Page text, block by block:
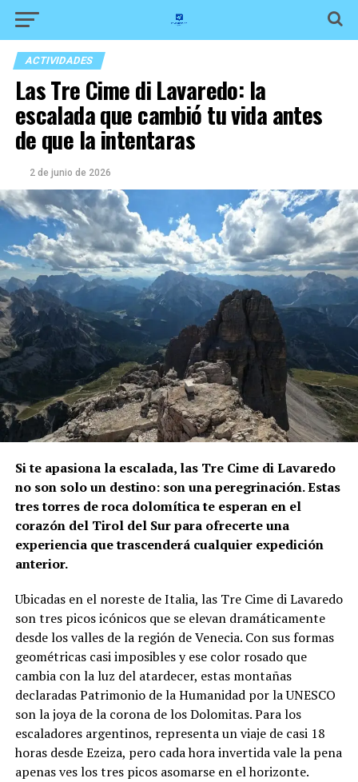
ACTIVIDADES
Las Tre Cime di Lavaredo: la
escalada que cambió tu vida antes
de que la intentaras
2 de junio de 2026
Si te apasiona la escalada, las Tre Cime di Lavaredo
no son solo un destino: son una peregrinación. Estas
tres torres de roca dolomítica te esperan en el
corazón del Tirol del Sur para ofrecerte una
experiencia que trascenderá cualquier expedición
anterior.
Ubicadas en el noreste de Italia, las Tre Cime di Lavaredo
son tres picos icónicos que se elevan dramáticamente
desde los valles de la región de Venecia. Con sus formas
geométricas casi imposibles y ese color rosado que
cambia con la luz del atardecer, estas montañas
declaradas Patrimonio de la Humanidad por la UNESCO
son la joya de la corona de los Dolomitas. Para los
escaladores argentinos, representa un viaje de casi 18
horas desde Ezeiza, pero cada hora invertida vale la pena
apenas ves los tres picos asomarse en el horizonte.